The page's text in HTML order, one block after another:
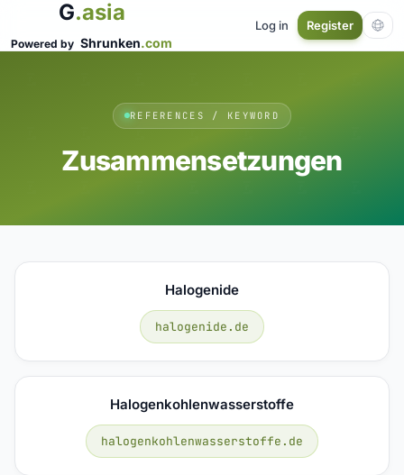
G.asia
Powered by Shrunken.com
Log in Register
REFERENCES / KEYWORD
Zusammensetzungen
Halogenide
halogenide.de
Halogenkohlenwasserstoffe
halogenkohlenwasserstoffe.de